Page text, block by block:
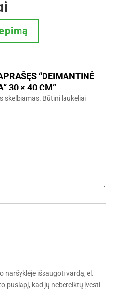
“DEIMANTINĖ
30 × 40 CM”
skelbiamas. Būtini laukeliai
naršyklėje išsaugoti vardą, el.
puslapį, kad jų nebereiktų įvesti